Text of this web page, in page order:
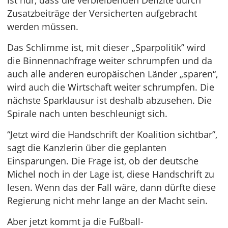
Zusatzbeiträge der Versicherten aufgebracht
werden müssen.
Das Schlimme ist, mit dieser „Sparpolitik” wird
die Binnennachfrage weiter schrumpfen und da
auch alle anderen europäischen Länder „sparen“,
wird auch die Wirtschaft weiter schrumpfen. Die
nächste Sparklausur ist deshalb abzusehen. Die
Spirale nach unten beschleunigt sich.
“Jetzt wird die Handschrift der Koalition sichtbar”,
sagt die Kanzlerin über die geplanten
Einsparungen. Die Frage ist, ob der deutsche
Michel noch in der Lage ist, diese Handschrift zu
lesen. Wenn das der Fall wäre, dann dürfte diese
Regierung nicht mehr lange an der Macht sein.
Aber jetzt kommt ja die Fußball-